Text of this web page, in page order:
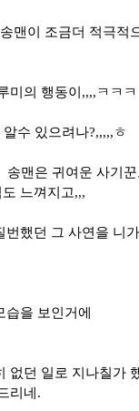
맨이 조금더 적극
미의 행동이,,,,ㅋㅋㅋ
수 있으려나?,,,,,ㅎ
맨은 귀여운 사기꾼
느껴지고,,,
했던 그 사연을 니
을 보인거에
없던 일로 지나칠가
리네.